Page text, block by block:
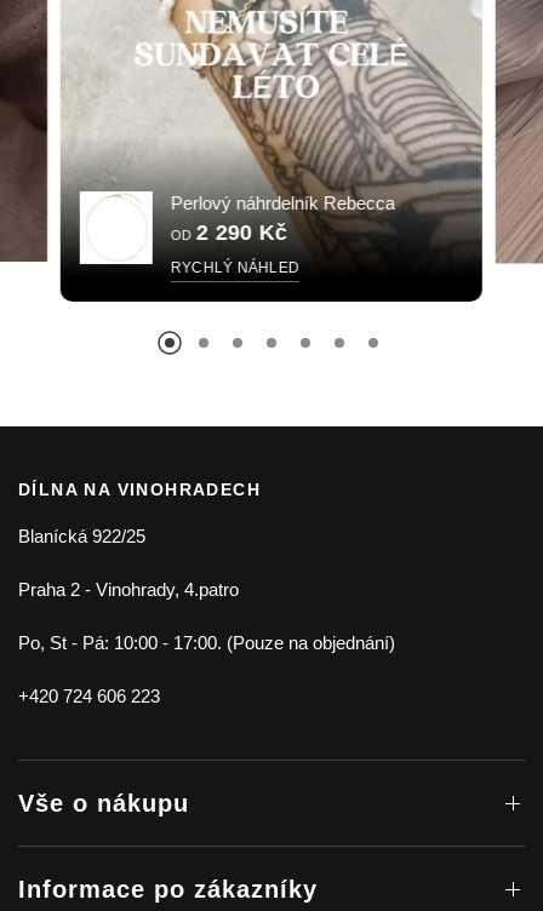
Perlový náhrdelník Rebecca
OD 2 290 Kč
RYCHLÝ NÁHLED
DÍLNA NA VINOHRADECH
Blanícká 922/25
Praha 2 - Vinohrady, 4.patro
Po, St - Pá: 10:00 - 17:00. (Pouze na objednání)
+420 724 606 223
Vše o nákupu
Informace po zákazníky